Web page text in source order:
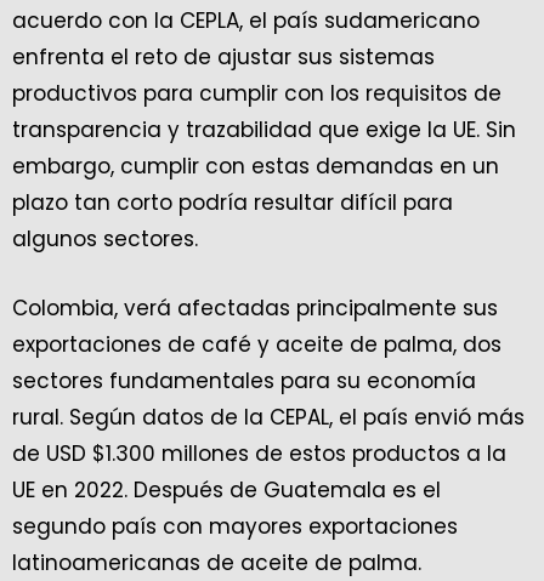
acuerdo con la CEPLA, el país sudamericano
enfrenta el reto de ajustar sus sistemas
productivos para cumplir con los requisitos de
transparencia y trazabilidad que exige la UE. Sin
embargo, cumplir con estas demandas en un
plazo tan corto podría resultar difícil para
algunos sectores.
Colombia, verá afectadas principalmente sus
exportaciones de café y aceite de palma, dos
sectores fundamentales para su economía
rural. Según datos de la CEPAL, el país envió más
de USD $1.300 millones de estos productos a la
UE en 2022. Después de Guatemala es el
segundo país con mayores exportaciones
latinoamericanas de aceite de palma.